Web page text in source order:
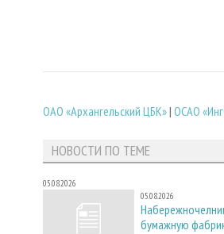
ОАО «Архангельский ЦБК»| ОСАО
НОВОСТИ ПО ТЕМЕ
05.08.2026
05.08.2026
бумажную